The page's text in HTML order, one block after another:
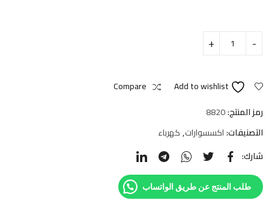
Add to wishlist
Compare
رمز المنتج:8820
التصنيفات:اكسسوارات,كهرباء
شارك:
طلب المنتج عن طريق الواتساب